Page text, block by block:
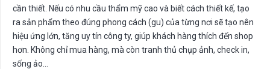
cần thiết. Nếu có nhu cầu thẩm mỹ cao và biết cách thiết kế, tạo
ra sản phẩm theo đúng phong cách (gu) của từng nơi sẽ tạo nên
hiệu ứng lớn, tăng uy tín công ty, giúp khách hàng thích đến shop
hơn. Không chỉ mua hàng, mà còn tranh thủ chụp ảnh, check in,
sống ảo…